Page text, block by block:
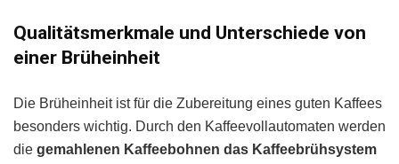
Qualitätsmerkmale und Unterschiede von
einer Brüheinheit
Die Brüheinheit ist für die Zubereitung eines guten Kaffees
besonders wichtig. Durch den Kaffeevollautomaten werden
die gemahlenen Kaffeebohnen das Kaffeebrühsystem